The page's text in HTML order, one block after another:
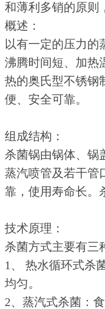
和薄利多销的原则
概述：
以有一定的压力的
沸腾时间短、加热
热的奥氏型不锈钢
便、安全可靠。
组成结构：
杀菌锅由锅体、锅
蒸汽喷管及若干管
靠，使用寿命长。
技术原理：
杀菌方式主要有三
1、 热水循环式杀
均匀。
2、蒸汽式杀菌：